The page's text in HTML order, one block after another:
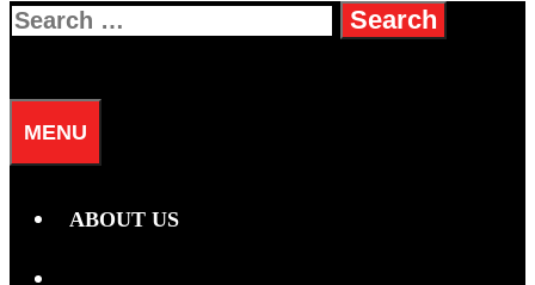
Search
MENU
ABOUT US